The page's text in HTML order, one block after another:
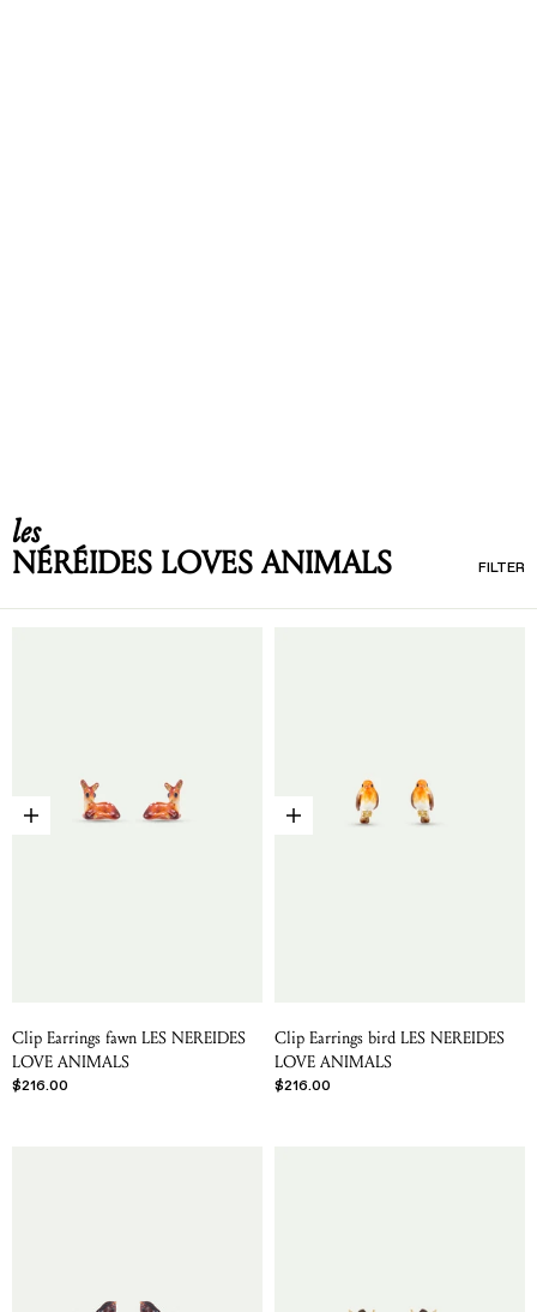
les
NÉRÉIDES LOVES ANIMALS
FILTER
Choose options
Clip Earrings fawn LES NEREIDES
LOVE ANIMALS
Sale price
$216.00
Choose options
Clip Earrings bird LES NEREIDES
LOVE ANIMALS
Sale price
$216.00